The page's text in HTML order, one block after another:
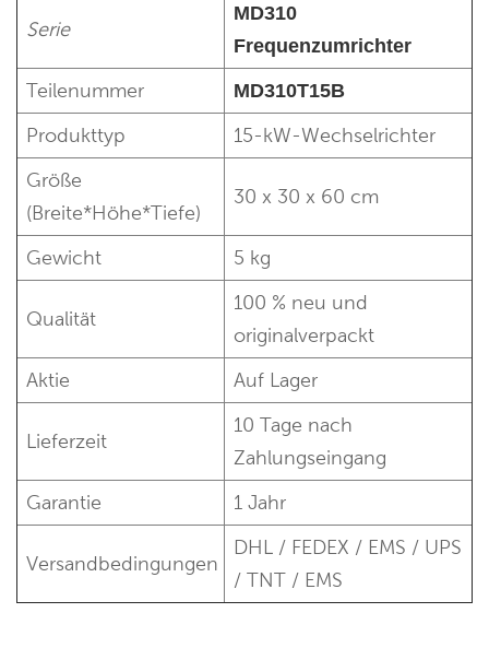
Serie
MD310
Frequenzumrichter
Teilenummer MD310T15B
Produkttyp
15-kW-Wechselrichter
Größe
(Breite*Höhe*Tiefe)
30 x 30 x 60 cm
Gewicht 5 kg
Qualität
100 % neu und
originalverpackt
Aktie
Auf Lager
Lieferzeit
10 Tage nach
Zahlungseingang
Garantie
1 Jahr
Versandbedingungen
DHL / FEDEX / EMS / UPS
/ TNT / EMS